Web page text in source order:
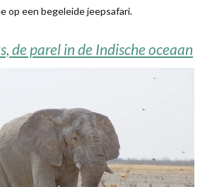
op een begeleide jeepsafari.
de parel in de Indische oceaan